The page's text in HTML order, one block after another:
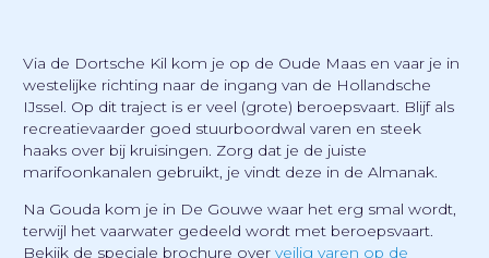
Via de Dortsche Kil kom je op de Oude Maas en vaar je in
westelijke richting naar de ingang van de Hollandsche
IJssel. Op dit traject is er veel (grote) beroepsvaart. Blijf als
recreatievaarder goed stuurboordwal varen en steek
haaks over bij kruisingen. Zorg dat je de juiste
marifoonkanalen gebruikt, je vindt deze in de Almanak.
Na Gouda kom je in De Gouwe waar het erg smal wordt,
terwijl het vaarwater gedeeld wordt met beroepsvaart.
Bekijk de speciale brochure over veilig varen op de